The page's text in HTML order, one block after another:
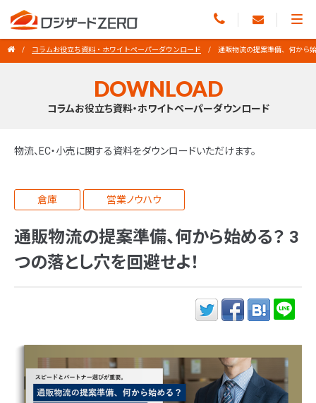
コラムお役立ち資料・ホワイトペーパーダウンロード 通販物流の提案準備、何から
DOWNLOAD
コラムお役立ち資料・ホワイトペーパーダウンロード
物流、EC・小売に関する資料をダウンロードいただけます。
倉庫 営業ノウハウ
通販物流の提案準備、何から始める？ 3
つの落とし穴を回避せよ！